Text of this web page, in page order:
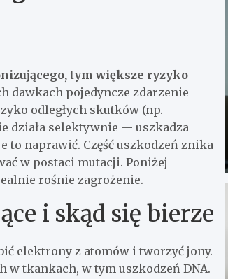
tym większe ryzyko
dawkach pojedyncze zdarzenie
odległych skutków (np.
działa selektywnie — uszkadza
naprawić. Część uszkodzeń znika
w postaci mutacji. Poniżej
rośnie zagrożenie.
i skąd się bierze
elektrony z atomów i tworzyć jony.
tkankach, w tym uszkodzeń DNA.